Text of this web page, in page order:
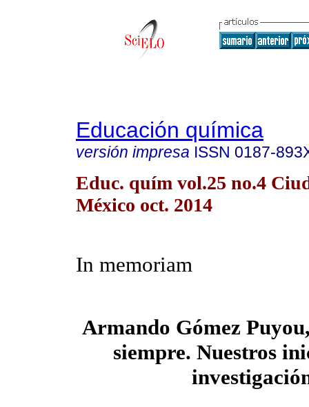
Educación química
versión impresa ISSN 0187-
Educ. quím vol.25 no.4
México oct. 2014
In memoriam
Armando Gómez
siempre. Nuestros